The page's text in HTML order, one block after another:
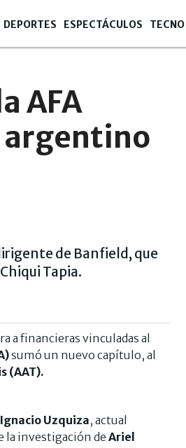
DEPORTES ESPECTÁCULOS TECNO
AFA
argentino
de Banfield, que
Tapia.
a financieras vinculadas al
sumó un nuevo capítulo, al
(AAT).
Ignacio Uzquiza, actual
la investigación de Ariel